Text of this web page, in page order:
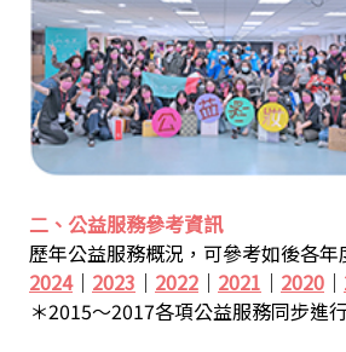
二、公益服務參考資訊
歷年公益服務概況，可參考如後各
2024｜ 2023 ｜ 2022 ｜ 2021 ｜ 2020 ｜
＊2015～2017各項公益服務同步進